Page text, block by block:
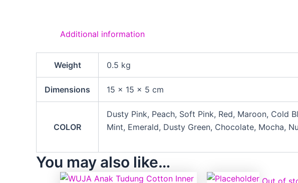
Additional information
Weight 0.5 kg
Dimensions 15 × 15 × 5 cm
COLOR
Dusty Pink, Peach, Soft Pink, Red, Maroon, Cold
Mint, Emerald, Dusty Green, Chocolate, Mocha,
You may also like…
Price
This Out of